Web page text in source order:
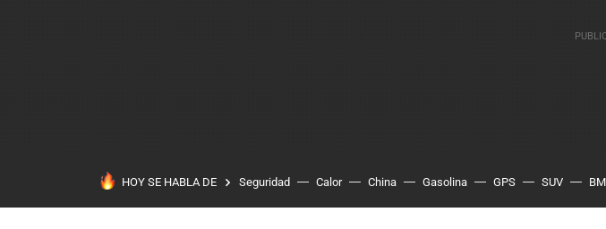
HOY SE HABLA DE Seguridad Calor China Gasolina GPS SUV